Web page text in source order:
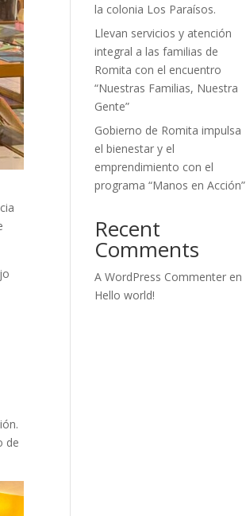
de
la colonia Los Paraísos.
Llevan servicios y atención
integral a las familias de
Romita con el encuentro
“Nuestras Familias, Nuestra
Gente”
Gobierno de Romita impulsa
el bienestar y el
emprendimiento con el
programa “Manos en Acción”
Recent
Comments
A WordPress Commenter en
Hello world!